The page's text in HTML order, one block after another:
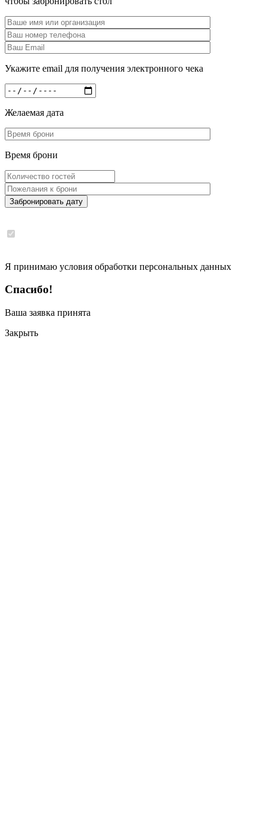
Укажите email для получения электронного чека
Желаемая дата
Время брони
Забронировать дату
Я принимаю условия обработки персональных данных
Спасибо!
Ваша заявка принята
Закрыть